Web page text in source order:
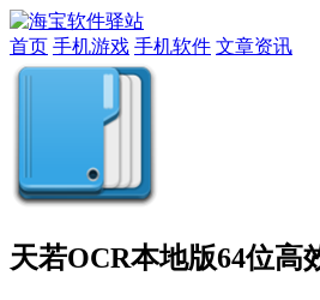
首页 手机游戏 手机软件 文章资讯
天若OCR本地版64位高